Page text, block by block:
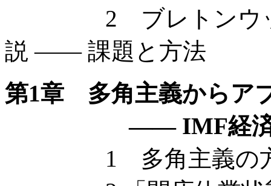
2 ブレトンウッズ
説 —— 課題と方法
第1章 多角主義からア
—— IMF経済政策
1 多角主義の方策